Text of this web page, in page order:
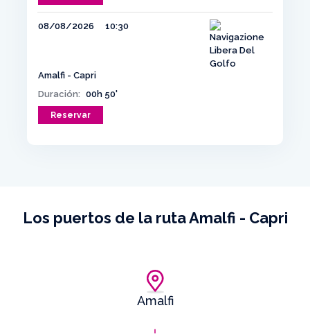
08/08/2026 10:30
Amalfi - Capri
Duración: 00h 50'
Reservar
Los puertos de la ruta Amalfi - Capri
Amalfi